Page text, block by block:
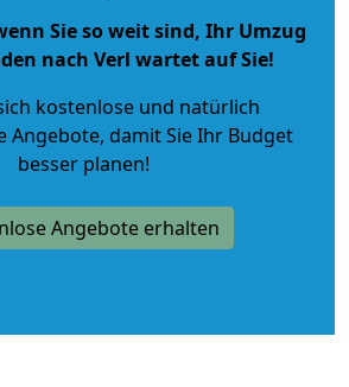
Sie so weit sind, Ihr Umzug
nach Verl wartet auf Sie!
kostenlose und natürlich
Angebote, damit Sie Ihr Budget
besser planen!
Angebote erhalten